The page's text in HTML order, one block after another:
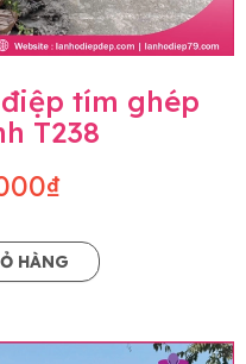
tím ghép
T238
HÀNG